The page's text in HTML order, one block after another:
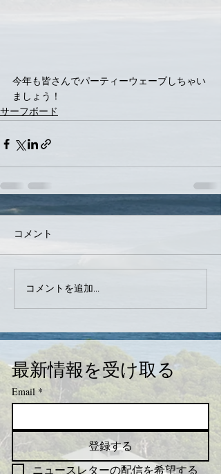
今年も皆さんでパーティーウェーブしちゃい
ましょう！
サーフボード
コメント
コメントを追加…
最新情報を受け取る
Email *
登録する
ニュースレターの配信を希望する